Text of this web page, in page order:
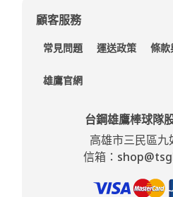
顧客服務
常見問題 運送政策 條款
雄鷹官網
台鋼雄鷹棒球隊
高雄市三民區九
信箱：